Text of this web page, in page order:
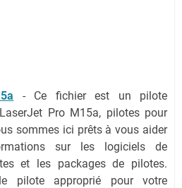
- Ce fichier est un pilote
Pro M15a, pilotes pour
sommes ici prêts à vous aider
sur les logiciels de
et les packages de pilotes.
pilote approprié pour votre